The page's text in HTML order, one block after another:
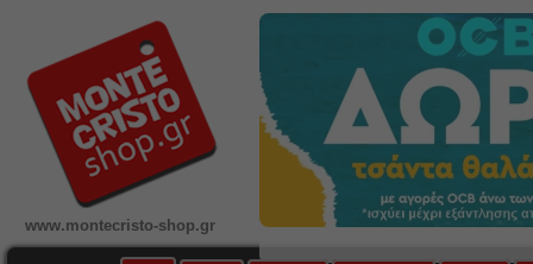
www.montecristo-shop.gr